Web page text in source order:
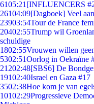
6105:21 [INFLUENCERS
26104:09[Dagboek] Veel
23903:54Tour de France
20402:55Trump wil
schuldige
1802:55Vrouwen willen
5302:51Oorlog in Oekraïne
21202:48[SBS6] De
19102:40Israel en Gaza #17
3502:38Hoe kom je van
10102:29Progressieve